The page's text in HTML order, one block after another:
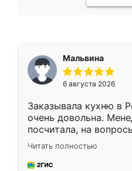
Мальвина
6 августа 2026
Заказывала кухню в
очень довольна.
посчитала, на
Замерщик приехал в
делу со всей
за день, ребята
Читать полностью